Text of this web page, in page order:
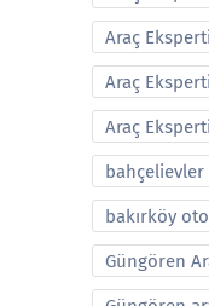
Araç
Araç
Araç
bakırköy
Güngören